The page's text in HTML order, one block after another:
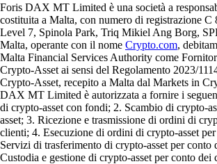
Foris DAX MT Limited è una società a
costituita a Malta, con numero di registrazione C
Level 7, Spinola Park, Triq Mikiel Ang Borg,
Malta, operante con il nome Crypto.com,
Malta Financial Services Authority come
Crypto-Asset ai sensi del Regolamento 2023/
Crypto-Asset, recepito a Malta dal Markets in
DAX MT Limited è autorizzata a fornire i
di crypto-asset con fondi; 2. Scambio di crypto-
asset; 3. Ricezione e trasmissione di ordini di
clienti; 4. Esecuzione di ordini di crypto-asset
Servizi di trasferimento di crypto-asset per conto
Custodia e gestione di crypto-asset per conto dei